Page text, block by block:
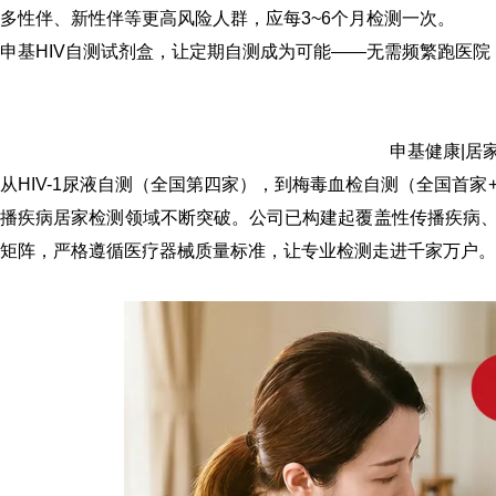
多性伴、新性伴等更高风险人群 ，应每3~6个月检测一次。
申基HIV自测试剂盒，让定期自测成为可能——无需频繁跑医院
申基健康|居
从HIV-1尿液自测（全国第四家），到梅毒血检自测（全国首
播疾病居家检测领域不断突破。公司已构建起覆盖性传播疾病
矩阵，严格遵循医疗器械质量标准，让专业检测走进千家万户。